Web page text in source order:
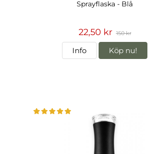
Sprayflaska - Blå
22,50 kr 150 kr
Info Köp nu!